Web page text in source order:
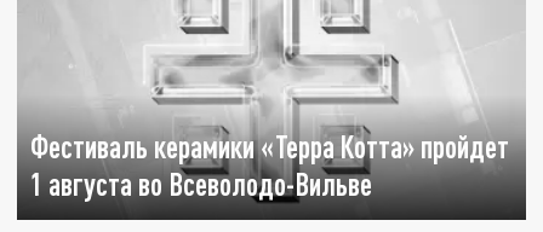
Фестиваль керамики «Терра Котта» пройдет
1 августа во Всеволодо-Вильве